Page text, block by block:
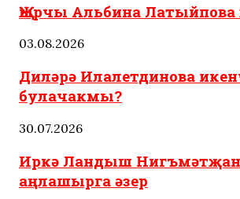
Җырчы Альбина Латыйпова
03.08.2026
Диләрә Илалетдинова
булачакмы?
30.07.2026
Иркә Ландыш
аңлашырга әзер